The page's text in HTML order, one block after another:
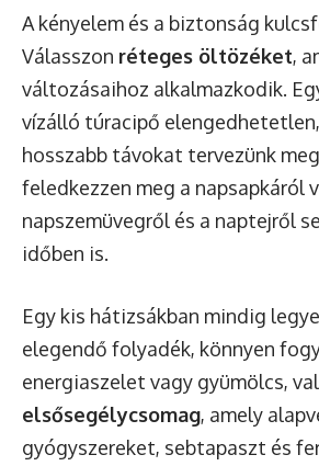
A kényelem és a biztonság
Válasszon réteges öltözéket,
változásaihoz alkalmazkodik.
vízálló túracipő
hosszabb távokat tervezünk
feledkezzen meg a napsapkáról
napszemüvegről és a naptejről
időben is.
Egy kis hátizsákban mindig
elegendő folyadék, könnyen
energiaszelet vagy gyümölcs,
elsősegélycsomag, amely
gyógyszereket, sebtapaszt és